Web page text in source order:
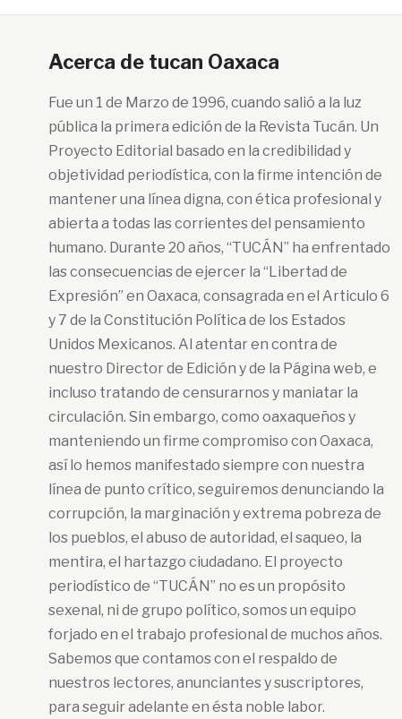
Acerca de tucan Oaxaca
Fue un 1 de Marzo de 1996, cuando salió a la luz
pública la primera edición de la Revista Tucán. Un
Proyecto Editorial basado en la credibilidad y
objetividad periodística, con la firme intención de
mantener una línea digna, con ética profesional y
abierta a todas las corrientes del pensamiento
humano. Durante 20 años, “TUCÁN” ha enfrentado
las consecuencias de ejercer la “Libertad de
Expresión” en Oaxaca, consagrada en el Articulo 6
y 7 de la Constitución Política de los Estados
Unidos Mexicanos. Al atentar en contra de
nuestro Director de Edición y de la Página web, e
incluso tratando de censurarnos y maniatar la
circulación. Sin embargo, como oaxaqueños y
manteniendo un firme compromiso con Oaxaca,
así lo hemos manifestado siempre con nuestra
línea de punto crítico, seguiremos denunciando la
corrupción, la marginación y extrema pobreza de
los pueblos, el abuso de autoridad, el saqueo, la
mentira, el hartazgo ciudadano. El proyecto
periodístico de “TUCÁN” no es un propósito
sexenal, ni de grupo político, somos un equipo
forjado en el trabajo profesional de muchos años.
Sabemos que contamos con el respaldo de
nuestros lectores, anunciantes y suscriptores,
para seguir adelante en ésta noble labor.